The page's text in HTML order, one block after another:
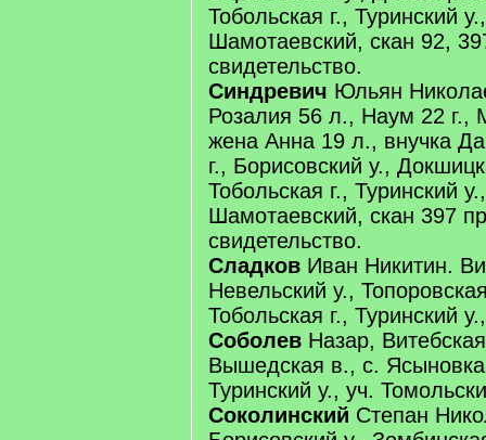
Тобольская г., Туринский
Шамотаевский, скан 92,
свидетельство.
Синдревич Юльян
Розалия 56 л., Наум 22 г.,
жена Анна 19 л., внучка
г., Борисовский у.,
Тобольская г., Туринский
Шамотаевский, скан 397
свидетельство.
Сладков Иван Никитин.
Невельский у.,
Тобольская г., Туринский
Соболев Назар,
Вышедская в., с. Ясыновка
Туринский у., уч.
Соколинский Степан